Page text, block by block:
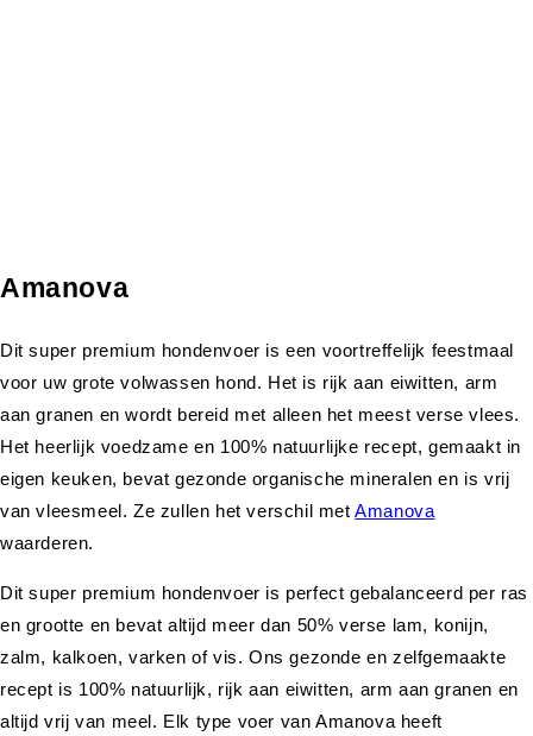
Amanova
Dit super premium hondenvoer is een voortreffelijk feestmaal
voor uw grote volwassen hond. Het is rijk aan eiwitten, arm
aan granen en wordt bereid met alleen het meest verse vlees.
Het heerlijk voedzame en 100% natuurlijke recept, gemaakt in
eigen keuken, bevat gezonde organische mineralen en is vrij
van vleesmeel. Ze zullen het verschil metAmanova
waarderen.
Dit super premium hondenvoer is perfect gebalanceerd per ras
en grootte en bevat altijd meer dan 50% verse lam, konijn,
zalm, kalkoen, varken of vis. Ons gezonde en zelfgemaakte
recept is 100% natuurlijk, rijk aan eiwitten, arm aan granen en
altijd vrij van meel. Elk type voer van Amanova heeft